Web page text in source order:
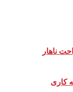
ناهار
کاری